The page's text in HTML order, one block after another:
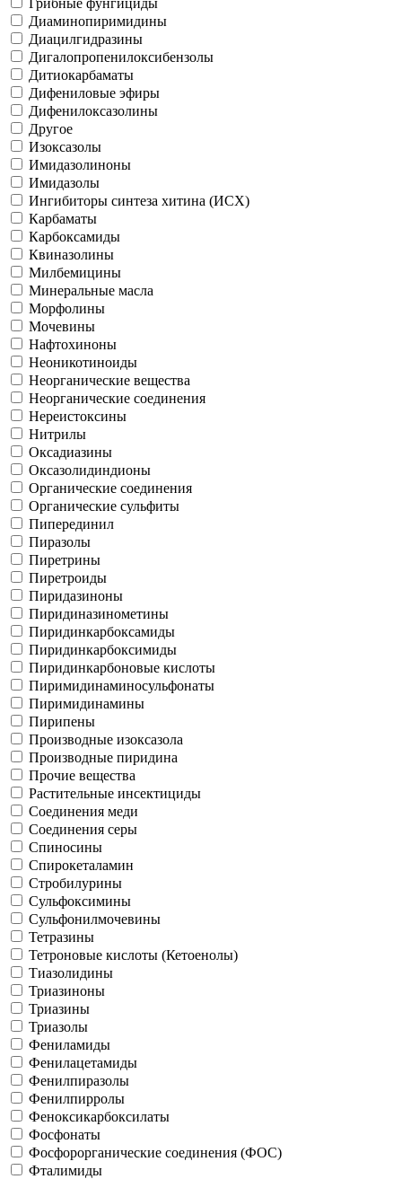
Диаминопиримидины
Диацилгидразины
Дигалопропенилоксибензолы
Дитиокарбаматы
Дифениловые эфиры
Дифенилоксазолины
Другое
Изоксазолы
Имидазолиноны
Имидазолы
Ингибиторы синтеза хитина (ИСХ)
Карбаматы
Карбоксамиды
Квиназолины
Милбемицины
Минеральные масла
Морфолины
Мочевины
Нафтохиноны
Неоникотиноиды
Неорганические вещества
Неорганические соединения
Нереистоксины
Нитрилы
Оксадиазины
Оксазолидиндионы
Органические соединения
Органические сульфиты
Пиперединил
Пиразолы
Пиретрины
Пиретроиды
Пиридазиноны
Пиридиназинометины
Пиридинкарбоксамиды
Пиридинкарбоксимиды
Пиридинкарбоновые кислоты
Пиримидинаминосульфонаты
Пиримидинамины
Пирипены
Производные изоксазола
Производные пиридина
Прочие вещества
Растительные инсектициды
Соединения меди
Соединения серы
Спиносины
Спирокеталамин
Стробилурины
Сульфоксимины
Сульфонилмочевины
Тетразины
Тетроновые кислоты (Кетоенолы)
Тиазолидины
Триазиноны
Триазины
Триазолы
Фениламиды
Фенилацетамиды
Фенилпиразолы
Фенилпирролы
Феноксикарбоксилаты
Фосфонаты
Фосфорорганические соединения (ФОС)
Фталимиды